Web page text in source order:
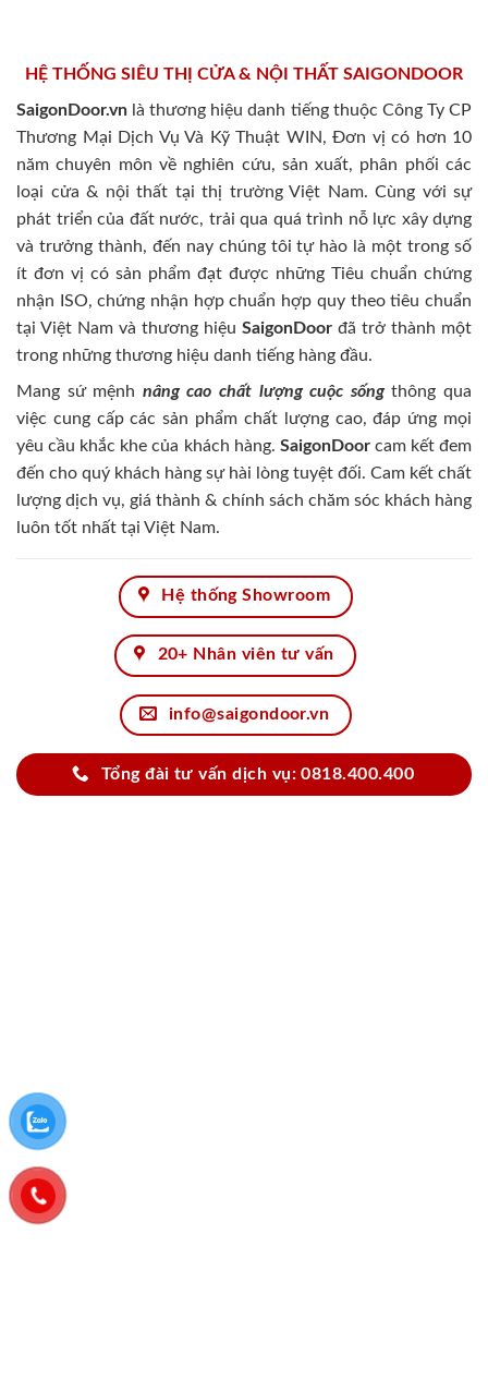
HỆ THỐNG SIÊU THỊ CỬA & NỘI THẤT SAIGONDOOR
SaigonDoor.vn là thương hiệu danh tiếng thuộc Công Ty CP
Thương Mại Dịch Vụ Và Kỹ Thuật WIN, Đơn vị có hơn 10
năm chuyên môn về nghiên cứu, sản xuất, phân phối các
loại cửa & nội thất tại thị trường Việt Nam. Cùng với sự
phát triển của đất nước, trải qua quá trình nỗ lực xây dựng
và trưởng thành, đến nay chúng tôi tự hào là một trong số
ít đơn vị có sản phẩm đạt được những Tiêu chuẩn chứng
nhận ISO, chứng nhận hợp chuẩn hợp quy theo tiêu chuẩn
tại Việt Nam và thương hiệu SaigonDoor đã trở thành một
trong những thương hiệu danh tiếng hàng đầu.
Mang sứ mệnh nâng cao chất lượng cuộc sốngthông qua
việc cung cấp các sản phẩm chất lượng cao, đáp ứng mọi
yêu cầu khắc khe của khách hàng. SaigonDoorcam kết đem
đến cho quý khách hàng sự hài lòng tuyệt đối. Cam kết chất
lượng dịch vụ, giá thành & chính sách chăm sóc khách hàng
luôn tốt nhất tại Việt Nam.
Hệ thống Showroom
20+ Nhân viên tư vấn
info@saigondoor.vn
Tổng đài tư vấn dịch vụ: 0818.400.400